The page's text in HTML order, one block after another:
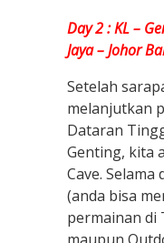
Day 2 : KL –
Jaya – Johor
Setelah
melanjutkan
Dataran
Genting, kita
Cave.
(anda bisa
permainan di